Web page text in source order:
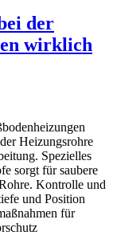
der
wirklich
Heizungsrohre
Spezielles
sorgt für saubere
Kontrolle und
und Position
für